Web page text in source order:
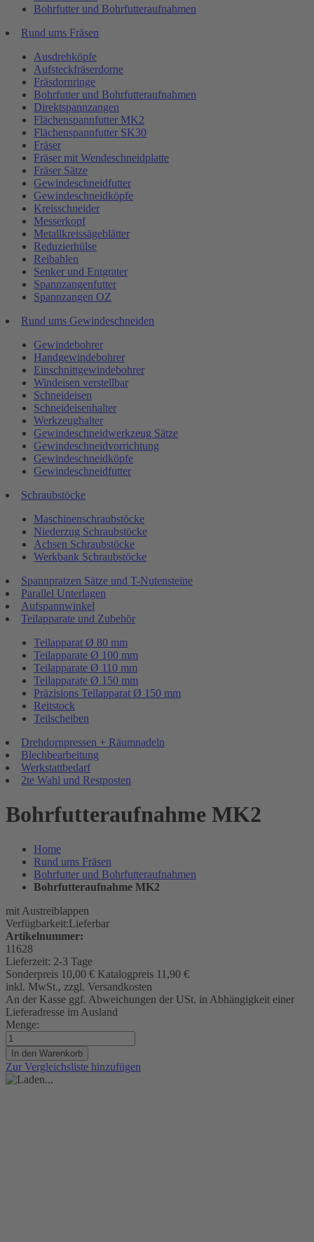
Bohrfutter und Bohrfutteraufnahmen
Rund ums Fräsen
Ausdrehköpfe
Aufsteckfräserdorne
Fräsdornringe
Bohrfutter und Bohrfutteraufnahmen
Direktspannzangen
Flächenspannfutter MK2
Flächenspannfutter SK30
Fräser
Fräser mit Wendeschneidplatte
Fräser Sätze
Gewindeschneidfutter
Gewindeschneidköpfe
Kreisschneider
Messerkopf
Metallkreissägeblätter
Reduzierhülse
Reibahlen
Senker und Entgrater
Spannzangenfutter
Spannzangen OZ
Rund ums Gewindeschneiden
Gewindebohrer
Handgewindebohrer
Einschnittgewindebohrer
Windeisen verstellbar
Schneideisen
Schneideisenhalter
Werkzeughalter
Gewindeschneidwerkzeug Sätze
Gewindeschneidvorrichtung
Gewindeschneidköpfe
Gewindeschneidfutter
Schraubstöcke
Maschinenschraubstöcke
Niederzug Schraubstöcke
Achsen Schraubstöcke
Werkbank Schraubstöcke
Spannpratzen Sätze und T-Nutensteine
Parallel Unterlagen
Aufspannwinkel
Teilapparate und Zubehör
Teilapparat Ø 80 mm
Teilapparate Ø 100 mm
Teilapparate Ø 110 mm
Teilapparate Ø 150 mm
Präzisions Teilapparat Ø 150 mm
Reitstock
Teilscheiben
Drehdornpressen + Räumnadeln
Blechbearbeitung
Werkstattbedarf
2te Wahl und Restposten
Bohrfutteraufnahme MK2
Home
Rund ums Fräsen
Bohrfutter und Bohrfutteraufnahmen
Bohrfutteraufnahme MK2
mit Austreiblappen
Verfügbarkeit:Lieferbar
Artikelnummer:
11628
Lieferzeit: 2-3 Tage
Sonderpreis 10,00 € Katalogpreis 11,90 €
inkl. MwSt., zzgl. Versandkosten
An der Kasse ggf. Abweichungen der USt. in Abhängigkeit einer
Lieferadresse im Ausland
Menge:
In den Warenkorb
Zur Vergleichsliste hinzufügen